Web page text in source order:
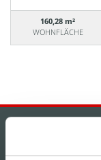
160,28 m²
WOHNFLÄCHE